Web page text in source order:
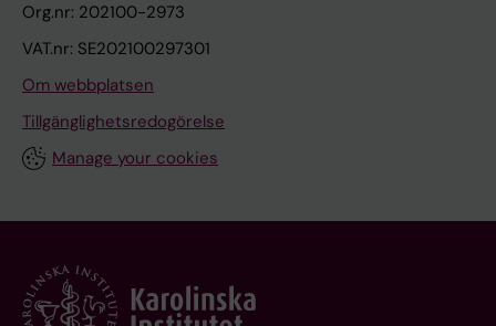
Org.nr: 202100-2973
VAT.nr: SE202100297301
Om webbplatsen
Tillgänglighetsredogörelse
Manage your cookies